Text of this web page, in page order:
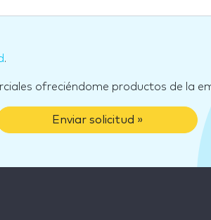
.
ofreciéndome productos de la
Enviar solicitud »